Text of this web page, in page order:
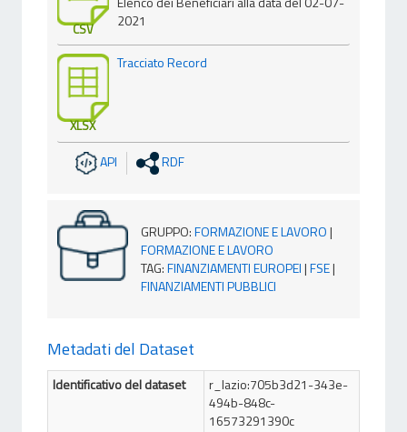
CSV
2021
XLSX
Tracciato Record
API RDF
GRUPPO:FORMAZIONE E LAVORO|
FORMAZIONE E LAVORO
TAG:FINANZIAMENTI EUROPEI|FSE|
FINANZIAMENTI PUBBLICI
Metadati del Dataset
Identificativo del dataset
r_lazio:705b3d21-343e-
494b-848c-
16573291390c